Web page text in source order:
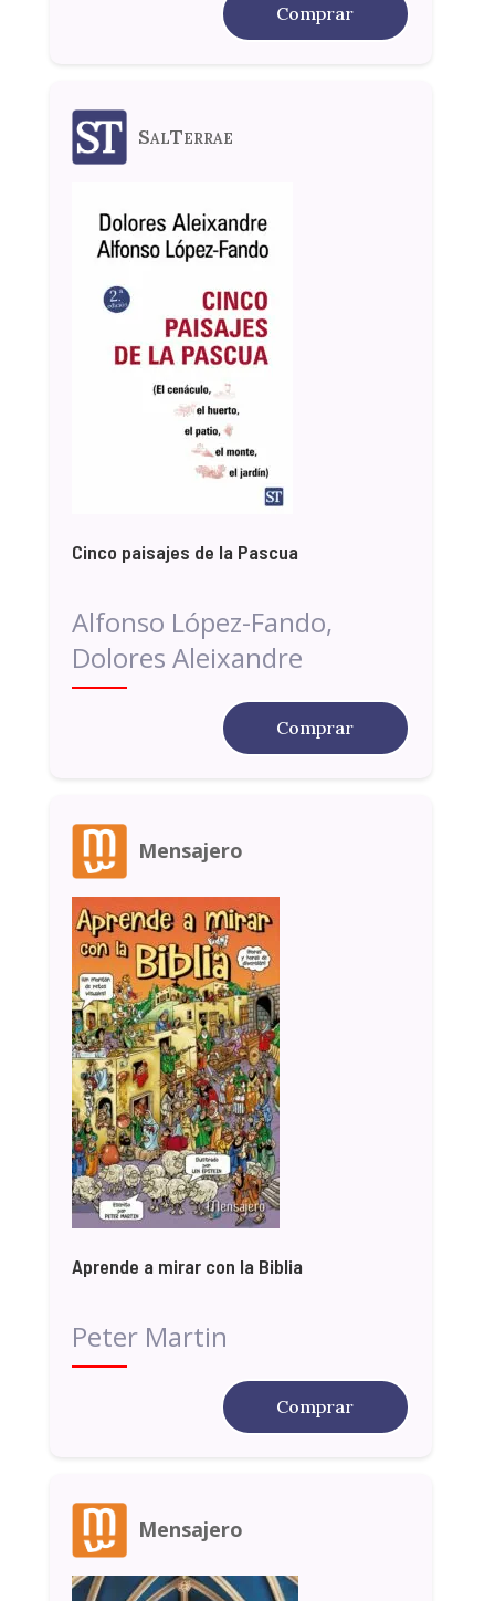
Comprar
SalTerrae
Cinco paisajes de la Pascua
Alfonso López-Fando,
Dolores Aleixandre
Comprar
Mensajero
Aprende a mirar con la Biblia
Peter Martin
Comprar
Mensajero